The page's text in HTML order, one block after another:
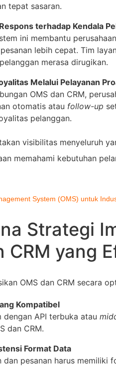
tepat sasaran.
terhadap Kendala
ini membantu
lebih cepat. Tim
merasa dirugikan.
Melalui Pelayanan
OMS dan CRM,
otomatis atau follow-up
pelanggan.
visibilitas menyeluruh
memahami kebutuhan
System (OMS) untuk
Strategi
CRM yang
OMS dan CRM secara
Kompatibel
dengan API terbuka atau
dan CRM.
Format Data
dan pesanan harus memiliki